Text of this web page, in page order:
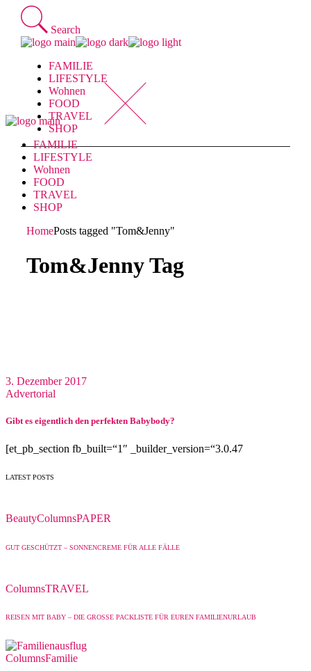
Skip
content
Search
FAMILIE
LIFESTYLE
Wohnen
FOOD
TRAVEL
SHOP
FAMILIE
LIFESTYLE
Wohnen
FOOD
TRAVEL
SHOP
HomePosts tagged "Tom&Jenny"
Tom&Jenny Tag
3. Dezember 2017
Advertorial
Gibt es eigentlich den perfekten Babybody?
[et_pb_section fb_built=“1″ _builder_version=“3.0.47
LATEST POSTS
BeautyColumnsPAPER
GUT GESCHÜTZT – SONNENCREME FÜR ALLE FÄLLE
ColumnsTRAVEL
REISEN MIT BABY – DIE GROSSE PACKLISTE FÜR EUREN FAMILIENURLAUB
ColumnsFamilie